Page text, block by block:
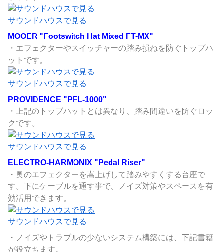
サウンドハウスで見る
MOOER "Footswitch Hat Mixed FT-MX"
・エフェクターやスイッチャーの踏み損ねを防ぐトップハ
ットです。
サウンドハウスで見る
PROVIDENCE "PFL-1000"
・上記のトップハットとは異なり、踏み間違いを防ぐロッ
クです。
サウンドハウスで見る
ELECTRO-HARMONIX "Pedal Riser"
・奥のエフェクターを嵩上げして踏みやすくする台座で
す。下にケーブルを通す事で、ノイズ対策やスペースを有
効活用できます。
サウンドハウスで見る
・ノイズやトラブルの少ないシステム構築には、下記書籍
が役立ちます。